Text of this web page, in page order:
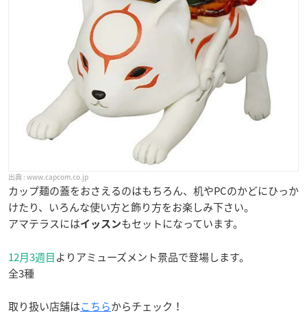
www.capcom.co.jp
カップ麺の蓋をおさえるのはもちろん、机やPCのかどにひっか
けたり、いろんな使い方と飾り方をお楽しみ下さい。
アマテラスにはイッスンもセットになっています。
12月3週目よりアミューズメント景品で登場します。
全3種
取り扱い店舗はこちらからチェック！